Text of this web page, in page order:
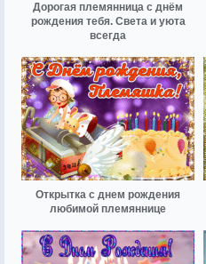
Дорогая племянница с днём
рождения тебя. Света и уюта
всегда
Открытка с днем рождения
любимой племяннице